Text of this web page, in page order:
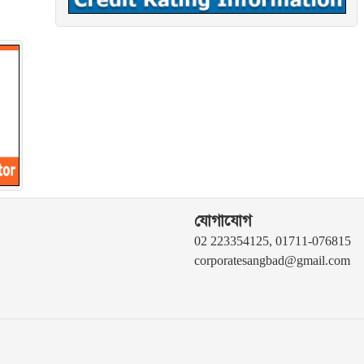
যোগাযোগ
02 223354125, 01711-076815
corporatesangbad@gmail.com